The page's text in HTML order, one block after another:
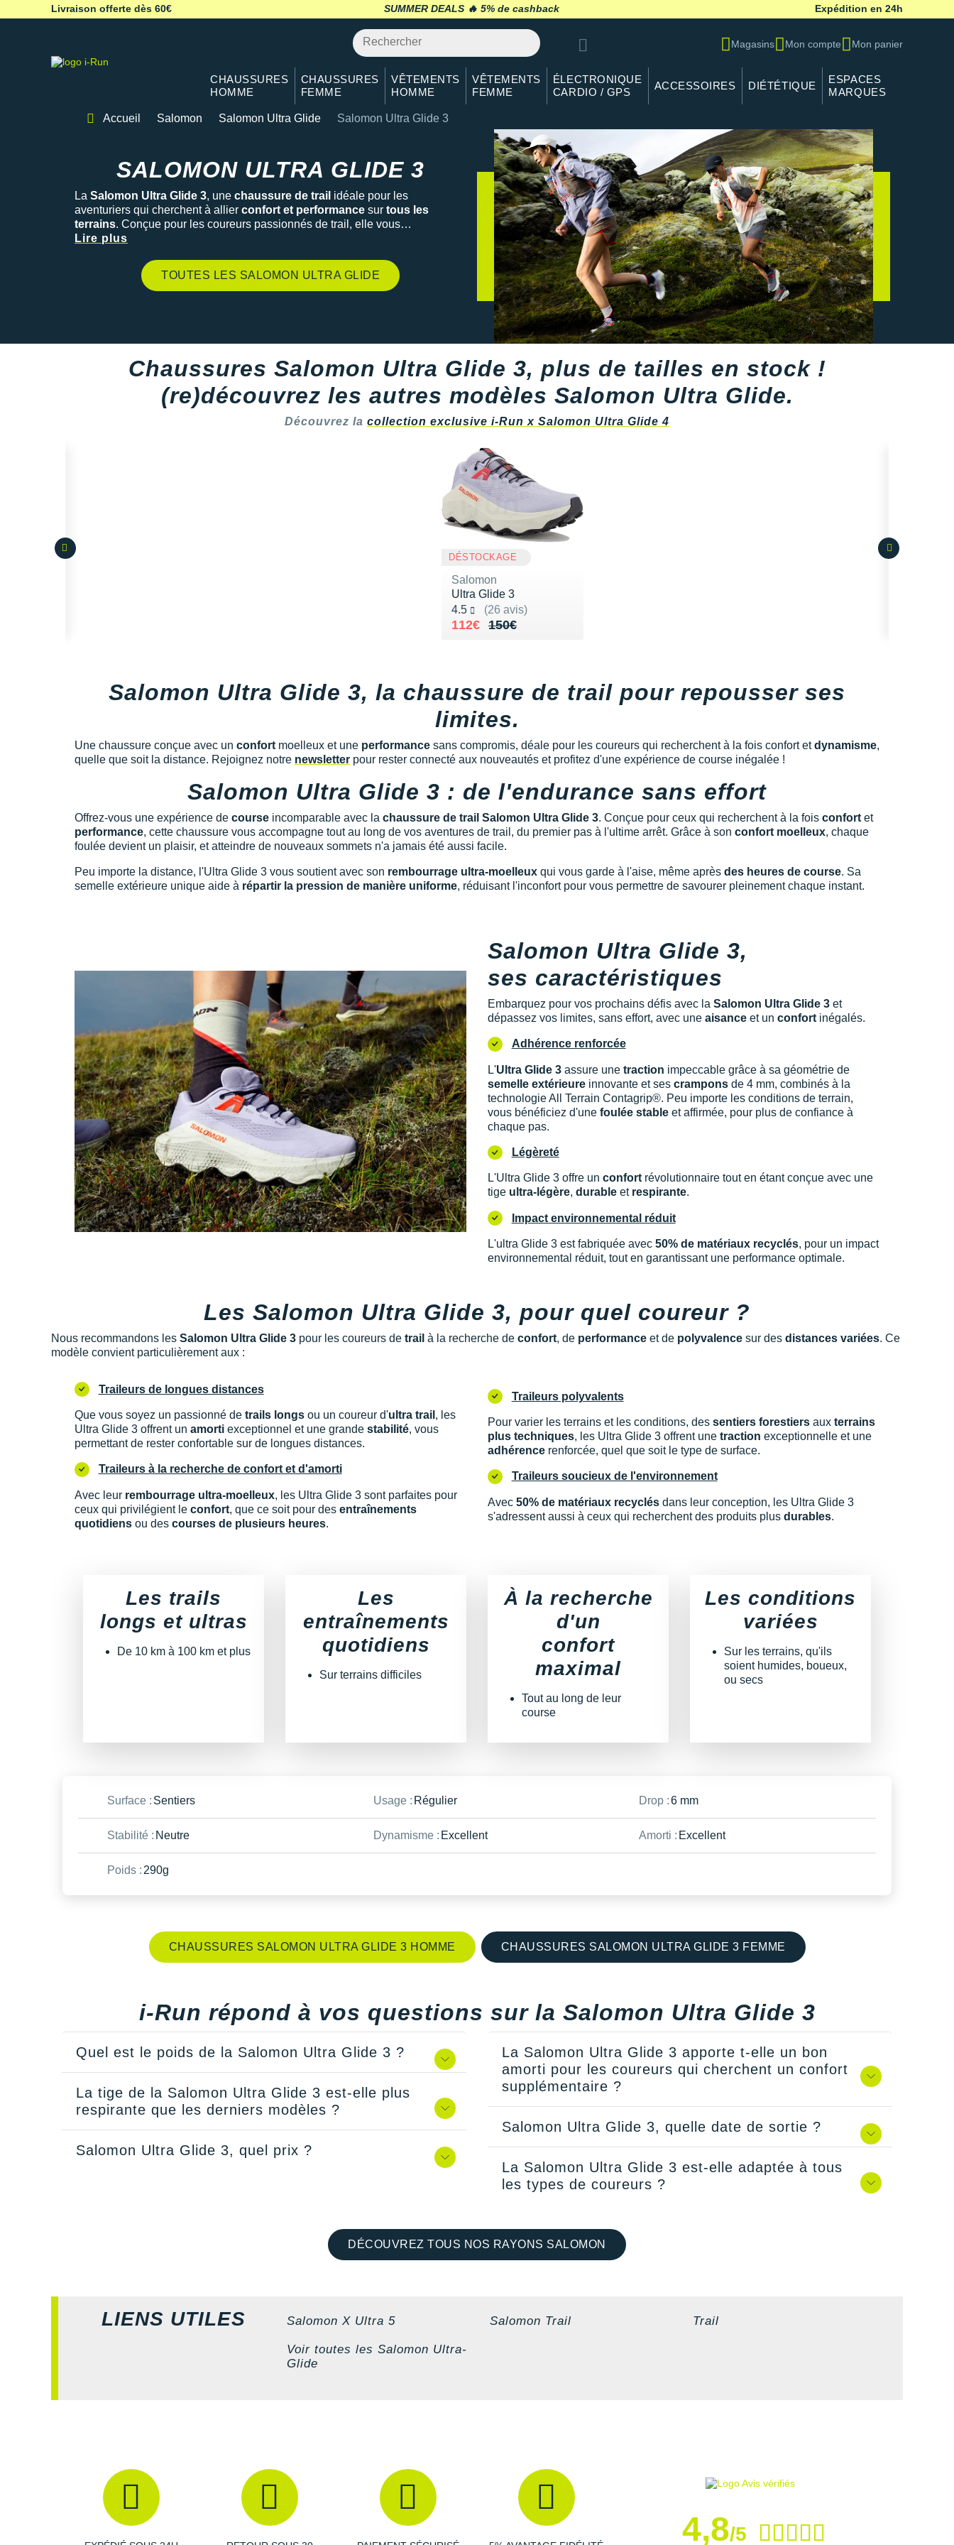
Livraison offerte dès 60€ SUMMER DEALS 🔥 retour 30 jours* Expédition en 24h
Magasins Mon compte Mon panier
CHAUSSURES
HOMME
CHAUSSURES
FEMME
VÊTEMENTS
HOMME
VÊTEMENTS
FEMME
ÉLECTRONIQUE
CARDIO / GPS
ACCESSOIRES DIÉTÉTIQUE
ESPACES
MARQUES
Accueil Salomon Salomon Ultra Glide Salomon Ultra Glide 3
SALOMON ULTRA GLIDE 3
La Salomon Ultra Glide 3, une chaussure de trail idéale pour les
aventuriers qui cherchent à allier confort et performance sur tous les
terrains. Conçue pour les coureurs passionnés de trail, elle vous
accompagne sur vos sentiers les plus exigeants, avec un
terrain. Retrouvez la Salomon Ultra Glide 3, la chaussure idéale pour le
ultra-trail.Profitez d'un excellent rapport qualité-prix pour une chaussure
alliant amorti moelleux, légèreté et adhérence renforcée sur tous types de
Lire plus
TOUTES LES SALOMON ULTRA GLIDE
Chaussures Salomon Ultra Glide 3, plus de tailles en stock !
(re)découvrez les autres modèles Salomon Ultra Glide.
Découvrez la collection exclusive i-Run x Salomon Ultra Glide 4
DÉSTOCKAGE
Salomon
Ultra Glide 3
4.5
(26 avis)
Noté 4.5 sur 5
150€
Au lieu de 150€
112€
Vendu 112€
Salomon Ultra Glide 3, la chaussure de trail pour repousser ses
limites.
Une chaussure conçue avec un confort moelleux et une performance sans compromis, déale pour les coureurs qui recherchent à la fois confort etdynamisme,
quelle que soit la distance. Rejoignez notre newsletter pour rester connecté aux nouveautés et profitez d'une expérience de course inégalée !
Salomon Ultra Glide 3 : de l'endurance sans effort
Offrez-vous une expérience de course incomparable avec la chaussure de trail Salomon Ultra Glide 3. Conçue pour ceux qui recherchent à la fois confort et
performance, cette chaussure vous accompagne tout au long de vos aventures de trail, du premier pas à l'ultime arrêt. Grâce à son confort moelleux, chaque
foulée devient un plaisir, et atteindre de nouveaux sommets n'a jamais été aussi facile.
Peu importe la distance, l'Ultra Glide 3 vous soutient avec son rembourrage ultra-moelleux qui vous garde à l'aise, même après des heures de course. Sa
semelle extérieure unique aide à répartir la pression de manière uniforme, réduisant l'inconfort pour vous permettre de savourer pleinement chaque instant.
Salomon Ultra Glide 3,
ses caractéristiques
Embarquez pour vos prochains défis avec la Salomon Ultra Glide 3 et
dépassez vos limites, sans effort, avec une aisance et un confort inégalés.
Adhérence renforcée
L'Ultra Glide 3 assure une traction impeccable grâce à sa géométrie de
semelle extérieure innovante et ses crampons de 4 mm, combinés à la
technologie All Terrain Contagrip®. Peu importe les conditions de terrain,
vous bénéficiez d'une foulée stable et affirmée, pour plus de confiance à
chaque pas.
Légèreté
L'Ultra Glide 3 offre un confortrévolutionnaire tout en étant conçue avec une
tige ultra-légère, durable et respirante.
Impact environnemental réduit
L'ultra Glide 3 est fabriquée avec 50% de matériaux recyclés, pour un impact
environnemental réduit, tout en garantissant une performance optimale.
Les Salomon Ultra Glide 3, pour quel coureur ?
Nous recommandons les Salomon Ultra Glide 3 pour les coureurs de trail à la recherche de confort, de performance et de polyvalence sur des distances variées. Ce
modèle convient particulièrement aux :
Traileurs de longues distances
Que vous soyez un passionné de trails longs ou un coureur d'ultra trail , les
Ultra Glide 3 offrent un amorti exceptionnel et une grande stabilité, vous
permettant de rester confortable sur de longues distances.
Traileurs à la recherche de confort et d'amorti
Avec leur rembourrage ultra-moelleux, les Ultra Glide 3 sont parfaites pour
ceux qui privilégient le confort, que ce soit pour des entraînements
quotidiens ou des courses de plusieurs heures.
Traileurs polyvalents
Pour varier les terrains et les conditions, des sentiers forestiers aux terrains
plus techniques, les Ultra Glide 3 offrent une traction exceptionnelle et une
adhérence renforcée, quel que soit le type de surface.
Traileurs soucieux de l'environnement
Avec 50% de matériaux recyclés dans leur conception, les Ultra Glide 3
s'adressent aussi à ceux qui recherchent des produits plus durables.
Les trails
longs et ultras
De 10 km à 100 km et plus
Les
entraînements
quotidiens
Sur terrains difficiles
À la recherche
d'un
confort
maximal
Tout au long de leur
course
Les conditions
variées
Sur les terrains, qu'ils
soient humides, boueux,
ou secs
Surface : Sentiers Usage : Régulier Drop :6 mm
Stabilité : Neutre Dynamisme : Excellent Amorti : Excellent
Poids : 290g
CHAUSSURES SALOMON ULTRA GLIDE 3 HOMME CHAUSSURES SALOMON ULTRA GLIDE 3 FEMME
i-Run répond à vos questions sur la Salomon Ultra Glide 3
Quel est le poids de la Salomon Ultra Glide 3 ?
La tige de la Salomon Ultra Glide 3 est-elle plus
respirante que les derniers modèles ?
Salomon Ultra Glide 3, quel prix ?
La Salomon Ultra Glide 3 apporte t-elle un bon
amorti pour les coureurs qui cherchent un confort
supplémentaire ?
Salomon Ultra Glide 3, quelle date de sortie ?
La Salomon Ultra Glide 3 est-elle adaptée à tous
les types de coureurs ?
DÉCOUVREZ TOUS NOS RAYONS SALOMON
LIENS UTILES Salomon X Ultra 5 Salomon Trail Trail
Voir toutes les Salomon Ultra-
Glide
4,8/5